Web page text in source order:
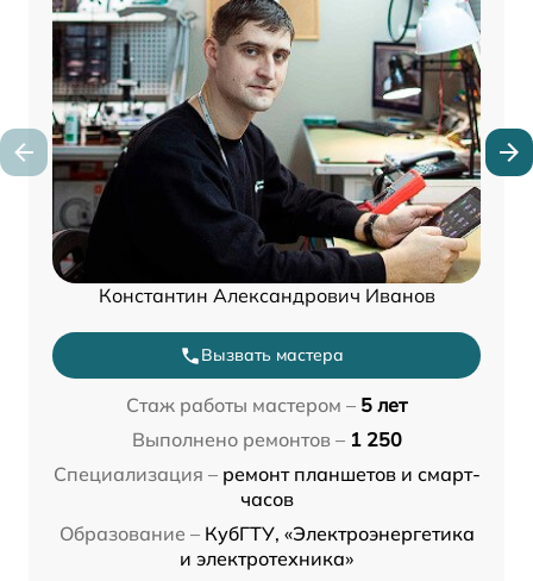
Константин Александрович Иванов
Вызвать мастера
Стаж работы мастером – 5 лет
Выполнено ремонтов – 1 250
Специализация – ремонт планшетов и смарт-
часов
Образование – КубГТУ, «Электроэнергетика
и электротехника»